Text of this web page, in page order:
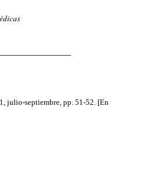
julio-septiembre, pp. 51-52. [En